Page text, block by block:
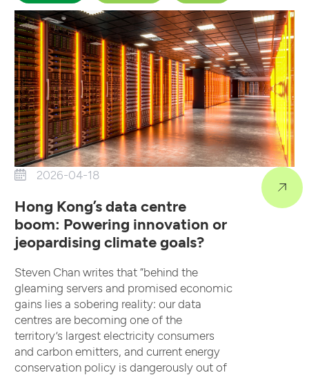
2026-04-18
Hong Kong’s data centre
boom: Powering innovation or
jeopardising climate goals?
Steven Chan writes that “behind the
gleaming servers and promised economic
gains lies a sobering reality: our data
centres are becoming one of the
territory’s largest electricity consumers
and carbon emitters, and current energy
conservation policy is dangerously out of